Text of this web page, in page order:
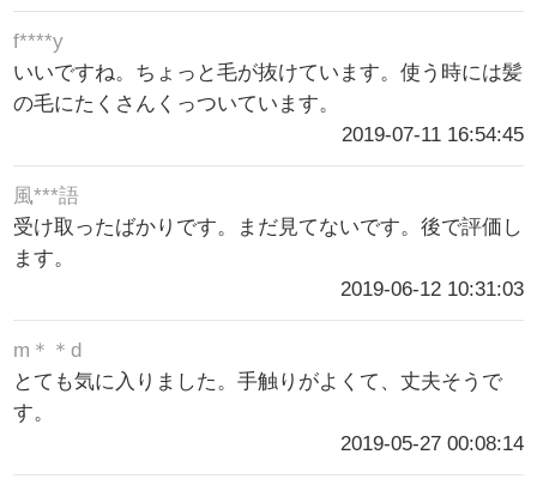
f****y
いいですね。ちょっと毛が抜けています。使う時には髪
の毛にたくさんくっついています。
2019-07-11 16:54:45
風***語
受け取ったばかりです。まだ見てないです。後で評価し
ます。
2019-06-12 10:31:03
m＊＊d
とても気に入りました。手触りがよくて、丈夫そうで
す。
2019-05-27 00:08:14